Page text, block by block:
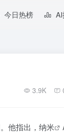
今日热榜
3.9K
他指出， 纳米